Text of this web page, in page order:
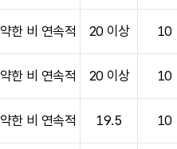
약한 비 연속적 20 이상 10
약한 비 연속적 20 이상 10
약한 비 연속적 19.5 10